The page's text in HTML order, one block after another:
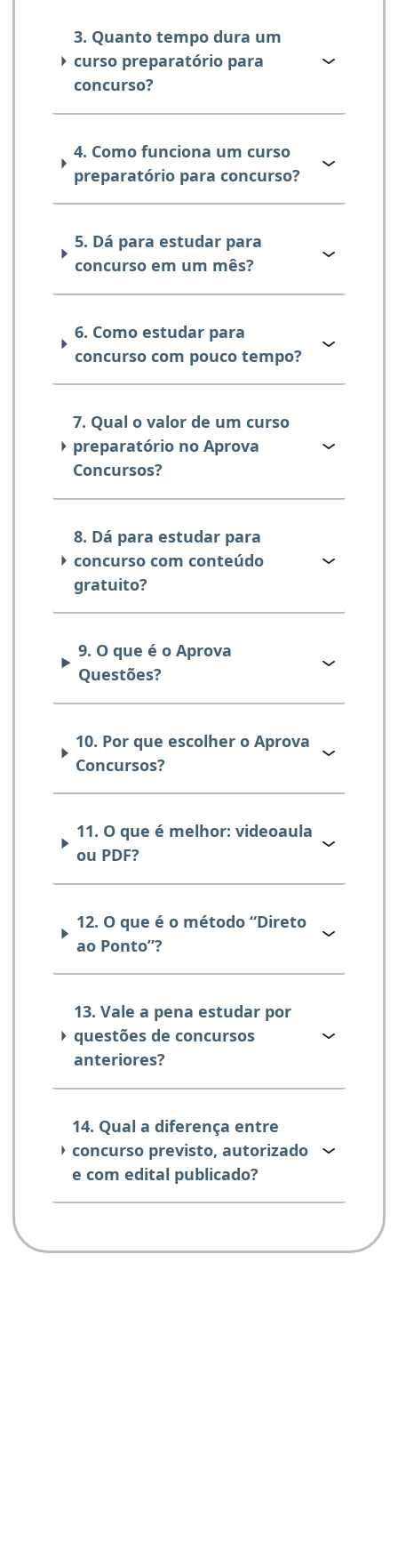
3. Quanto tempo dura um
curso preparatório para
concurso?
4. Como funciona um curso
preparatório para concurso?
5. Dá para estudar para
concurso em um mês?
6. Como estudar para
concurso com pouco tempo?
7. Qual o valor de um curso
preparatório no Aprova
Concursos?
8. Dá para estudar para
concurso com conteúdo
gratuito?
9. O que é o Aprova
Questões?
10. Por que escolher o Aprova
Concursos?
11. O que é melhor: videoaula
ou PDF?
12. O que é o método “Direto
ao Ponto”?
13. Vale a pena estudar por
questões de concursos
anteriores?
14. Qual a diferença entre
concurso previsto, autorizado
e com edital publicado?